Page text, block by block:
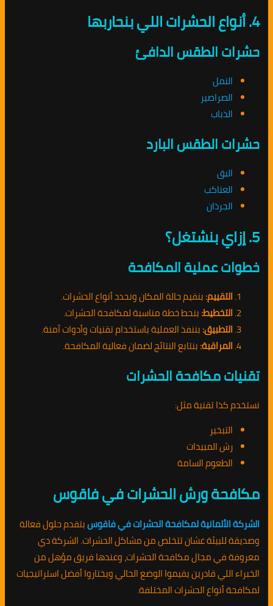
4. أنواع الحشرات اللي بنحاربها
حشرات الطقس الدافئ
النمل
الصراصير
الذباب
حشرات الطقس البارد
البق
العناكب
الجرذان
5. إزاي بنشتغل؟
خطوات عملية المكافحة
التقييم:بنقيم حالة المكان ونحدد أنواع الحشرات.
التخطيط:بنحط خطة مناسبة لمكافحة الحشرات.
التطبيق:بننفذ العملية باستخدام تقنيات وأدوات آمنة.
المراقبة:بنتابع النتائج لضمان فعالية المكافحة.
تقنيات مكافحة الحشرات
نستخدم كذا تقنية مثل:
التبخير
رش المبيدات
الطعوم السامة
مكافحة ورش الحشرات في فاقوس
الشركة الألمانية لمكافحة الحشرات في فاقوسبتقدم حلول فعالة
وصديقة للبيئة عشان تتخلص من مشاكل الحشرات. الشركة دي
معروفة في مجال مكافحة الحشرات، وعندها فريق مؤهل من
الخبراء اللي قادرين يقيموا الوضع الحالي ويختاروا أفضل استراتيجيات
لمكافحة أنواع الحشرات المختلفة.